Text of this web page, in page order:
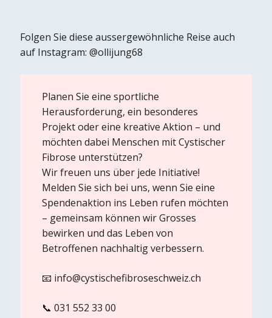
Folgen Sie diese aussergewöhnliche Reise auch
auf Instagram: @ollijung68
Planen Sie eine sportliche
Herausforderung, ein besonderes
Projekt oder eine kreative Aktion – und
möchten dabei Menschen mit Cystischer
Fibrose unterstützen?
Wir freuen uns über jede Initiative!
Melden Sie sich bei uns, wenn Sie eine
Spendenaktion ins Leben rufen möchten
– gemeinsam können wir Grosses
bewirken und das Leben von
Betroffenen nachhaltig verbessern.
📧 info@cystischefibroseschweiz.ch
📞 031 552 33 00